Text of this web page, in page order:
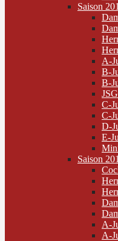
Saison
A-
B-
B-
C-
C-
D-
E-
Saison
A-
A-